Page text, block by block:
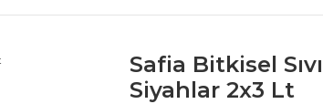
Safia Bitkisel
Siyahlar 2x3 Lt